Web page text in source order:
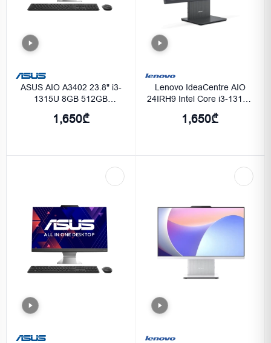
ASUS AIO A3402 23.8" i3-
1315U 8GB 512GB
Integrated Graphics - Black
1,650₾
Lenovo IdeaCentre AIO
24IRH9 Intel Core i3-1315U
8GB 512GB SSD FHD
(1920x1080) Luna Grey
1,650₾